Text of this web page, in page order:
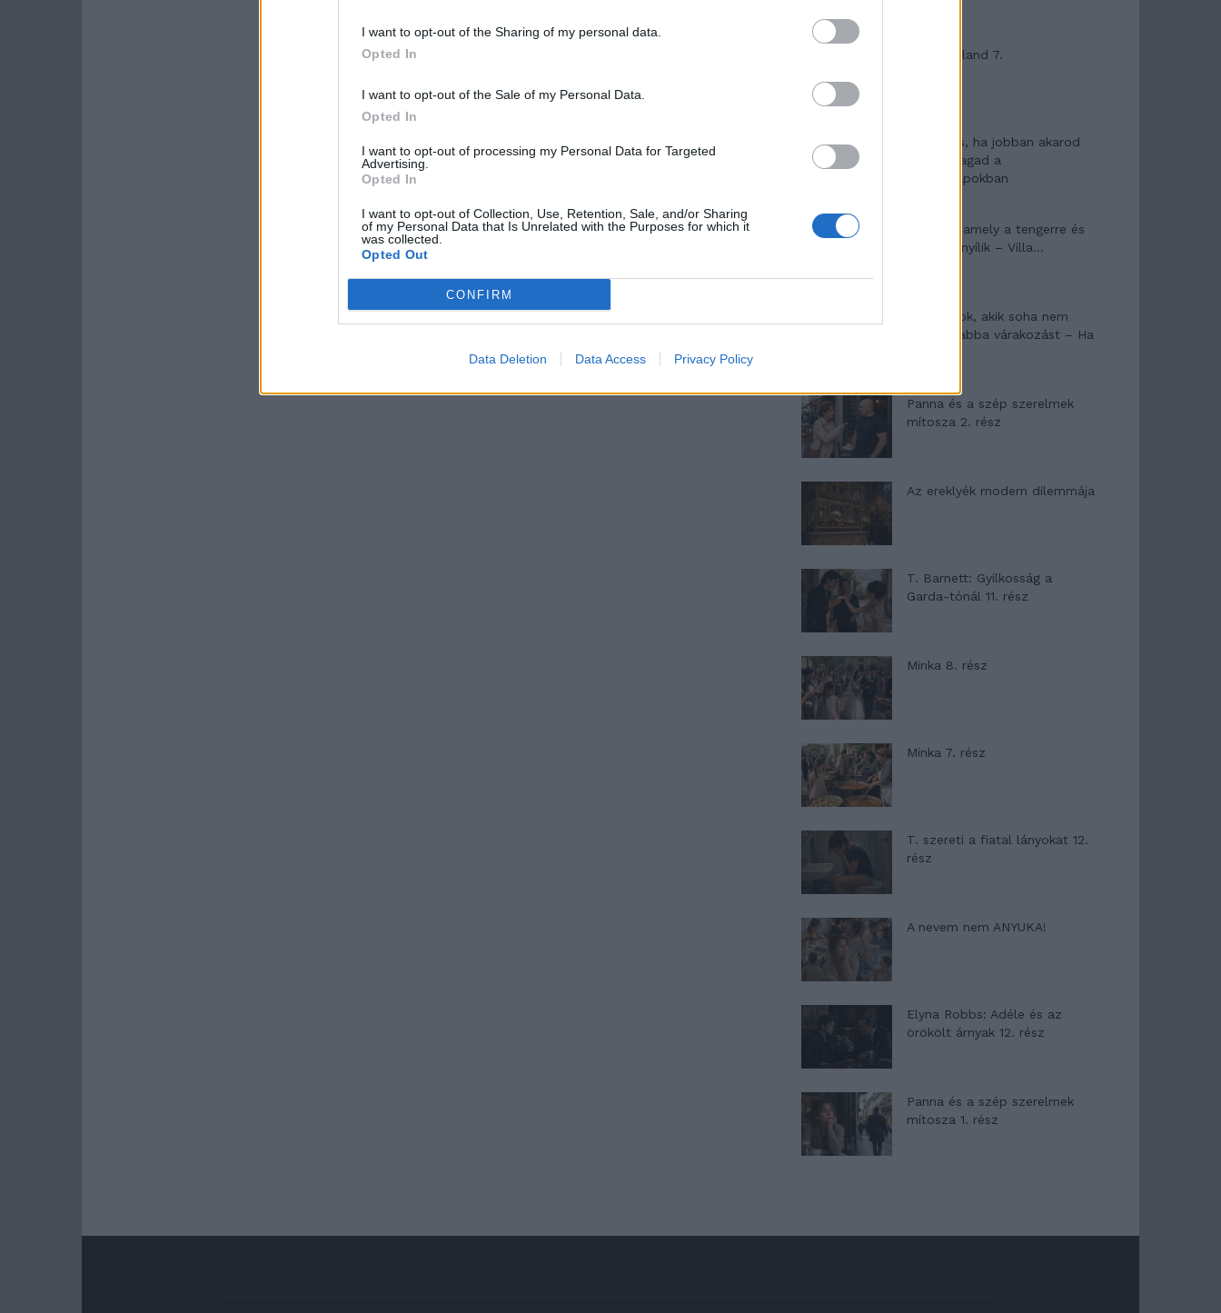
I want to opt-out of the Sharing of my personal data.
Opted In
I want to opt-out of the Sale of my Personal Data.
Opted In
I want to opt-out of processing my Personal Data for Targeted
Advertising.
Opted In
I want to opt-out of Collection, Use, Retention, Sale, and/or Sharing
of my Personal Data that Is Unrelated with the Purposes for which it
was collected.
Opted Out
CONFIRM
Data Deletion Data Access Privacy Policy
Máltai kaland 7.
10 tanács, ha jobban akarod
érezni magad a
hétköznapokban
Egy ház, amely a tengerre és
a fényre nyílik – Villa...
A családok, akik soha nem
hagyták abba várakozást – Ha
Panna és a szép szerelmek
mítosza 2. rész
Az ereklyék modern dilemmája
T. Barnett: Gyilkosság a
Garda-tónál 11. rész
Minka 8. rész
Minka 7. rész
T. szereti a fiatal lányokat 12.
rész
A nevem nem ANYUKA!
Elyna Robbs: Adéle és az
örökölt árnyak 12. rész
Panna és a szép szerelmek
mítosza 1. rész